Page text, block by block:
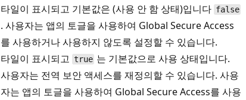
타일이 표시되고 기본값은 (사용 안 함 상태)입니다 false
. 사용자는 앱의 토글을 사용하여 Global Secure Access
를 사용하거나 사용하지 않도록 설정할 수 있습니다.
타일이 표시되고 true 는 기본값으로 사용 상태입니다.
사용자는 전역 보안 액세스를 재정의할 수 있습니다. 사용
자는 앱의 토글을 사용하여 Global Secure Access를 사용